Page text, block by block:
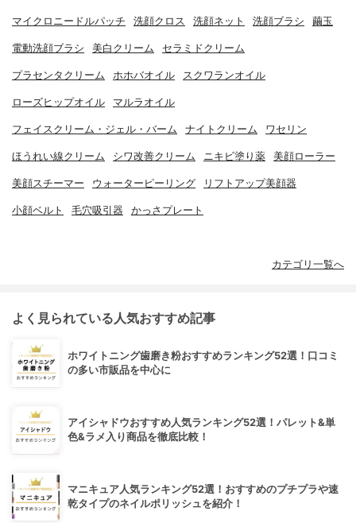
マイクロニードルパッチ 洗顔クロス 洗顔ネット 洗顔ブラシ 繭玉
電動洗顔ブラシ 美白クリーム セラミドクリーム
プラセンタクリーム ホホバオイル スクワランオイル
ローズヒップオイル マルラオイル
フェイスクリーム・ジェル・バーム ナイトクリーム ワセリン
ほうれい線クリーム シワ改善クリーム ニキビ塗り薬 美顔ローラー
美顔スチーマー ウォーターピーリング リフトアップ美顔器
小顔ベルト 毛穴吸引器 かっさプレート
カテゴリ一覧へ
よく見られている人気おすすめ記事
ホワイトニング歯磨き粉おすすめランキング52選！口コミ
の多い市販品を中心に
アイシャドウおすすめ人気ランキング52選！パレット&単
色&ラメ入り商品を徹底比較！
マニキュア人気ランキング52選！おすすめのプチプラや速
乾タイプのネイルポリッシュを紹介！